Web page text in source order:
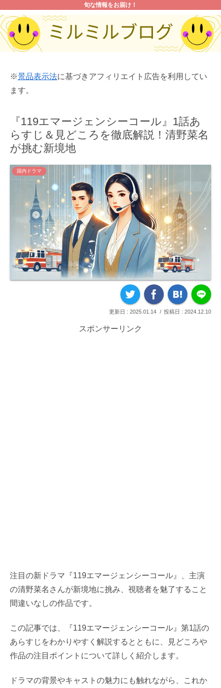
旬な情報をお届け！
※景品表示法に基づきアフィリエイト広告を利用してい
ます。
『119エマージェンシーコール』1話あ
らすじ＆見どころを徹底解説！清野菜名
が挑む新境地
国内ドラマ
2025.01.14 2024.12.10
スポンサーリンク
注目の新ドラマ『119エマージェンシーコール』、主演
の清野菜名さんが新境地に挑み、視聴者を魅了すること
間違いなしの作品です。
この記事では、『119エマージェンシーコール』第1話の
あらすじをわかりやすく解説するとともに、見どころや
作品の注目ポイントについて詳しく紹介します。
ドラマの背景やキャストの魅力にも触れながら、これか